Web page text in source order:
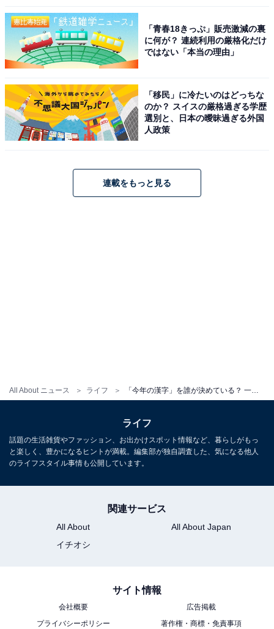
All About ニュース ライフ
歴代で一番多かった「今年の漢字」1位は？
過去27回の中で、最も多く「今年の漢字」1位に選ばれ
た漢字とは、何かご存じでしょうか。
正解は「金」。やはり人間カネなのか、と落ち込まない
う気持ちがあるのか、2021年は第1位の「金」（1万422
僅差に迫る結果になりました！
【おすすめ記事】
「転」、1位は……【200人に調査】
「青春18きっぷ」販売激減の裏
に何が？ 連続利用の厳格化だけ
ではない「本当の理由」
「移民」に冷たいのはどっちな
のか？ スイスの厳格過ぎる学歴
選別と、日本の曖昧過ぎる外国
人政策
連載をもっと見る
ライフ
話題の生活雑貨やファッション、お出かけスポット情報など、暮らしがもっ
と楽しく、豊かになるヒントが満載。編集部が独自調査した、気になる他人
のライフスタイル事情も公開しています。
関連サービス
All About
All About Japan
イチオシ
サイト情報
会社概要
広告掲載
プライバシーポリシー
著作権・商標・免責事項